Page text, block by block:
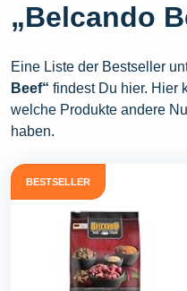
„Belcando
Eine Liste der Bestseller
Beef“ findest Du hier. Hier
welche Produkte andere
haben.
BESTSELLER